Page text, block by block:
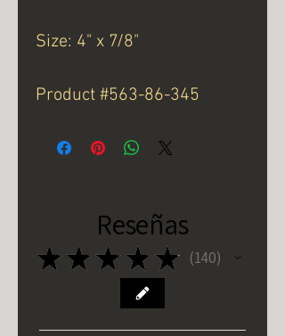
Size: 4" x 7/8"
Product #563-86-345
Reseñas
★ ★ ★ ★ ★ 140
140